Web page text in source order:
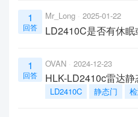
1
回答
Mr_Long 2025-01-22
LD2410C是否有休
1
回答
OVAN 2024-12-23
HLK-LD2410c雷达静
LD2410C 静态门